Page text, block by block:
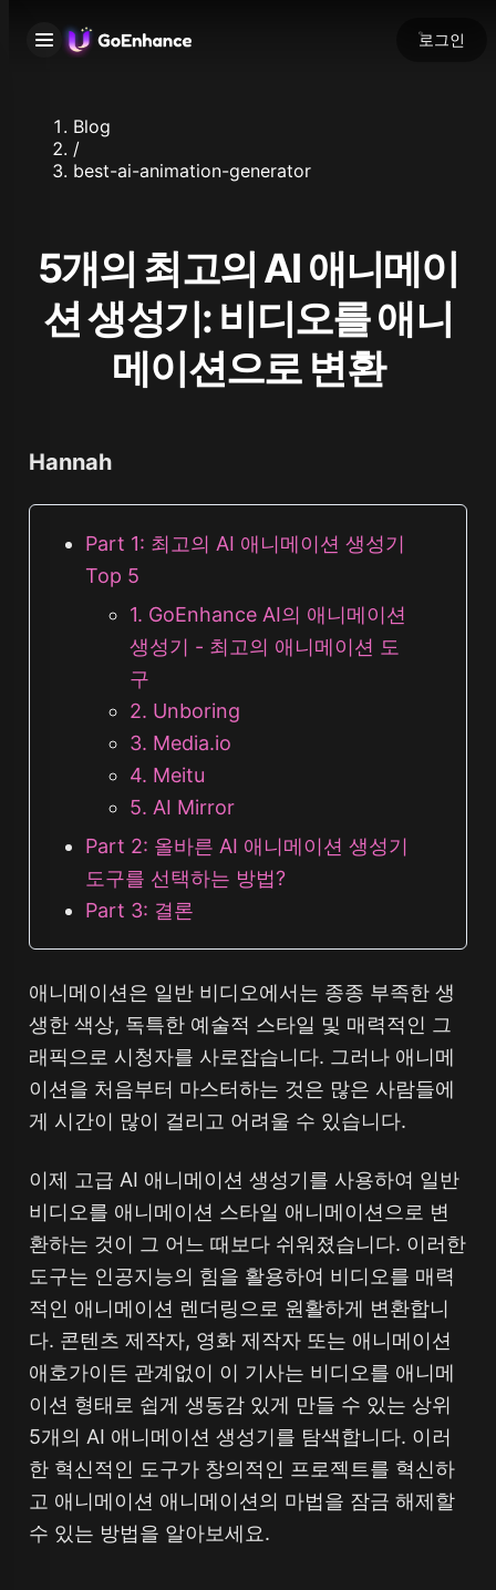
로그인
Blog
/
best-ai-animation-generator
5개의 최고의 AI 애니메이
션 생성기: 비디오를 애니
메이션으로 변환
Hannah
Part 1: 최고의 AI 애니메이션 생성기
Top 5
1. GoEnhance AI의 애니메이션
생성기 - 최고의 애니메이션 도
구
2. Unboring
3. Media.io
4. Meitu
5. AI Mirror
Part 2: 올바른 AI 애니메이션 생성기
도구를 선택하는 방법?
Part 3: 결론
애니메이션은 일반 비디오에서는 종종 부족한 생
생한 색상, 독특한 예술적 스타일 및 매력적인 그
래픽으로 시청자를 사로잡습니다. 그러나 애니메
이션을 처음부터 마스터하는 것은 많은 사람들에
게 시간이 많이 걸리고 어려울 수 있습니다.
이제 고급 AI 애니메이션 생성기를 사용하여 일반
비디오를 애니메이션 스타일 애니메이션으로 변
환하는 것이 그 어느 때보다 쉬워졌습니다. 이러한
도구는 인공지능의 힘을 활용하여 비디오를 매력
적인 애니메이션 렌더링으로 원활하게 변환합니
다. 콘텐츠 제작자, 영화 제작자 또는 애니메이션
애호가이든 관계없이 이 기사는 비디오를 애니메
이션 형태로 쉽게 생동감 있게 만들 수 있는 상위
5개의 AI 애니메이션 생성기를 탐색합니다. 이러
한 혁신적인 도구가 창의적인 프로젝트를 혁신하
고 애니메이션 애니메이션의 마법을 잠금 해제할
수 있는 방법을 알아보세요.